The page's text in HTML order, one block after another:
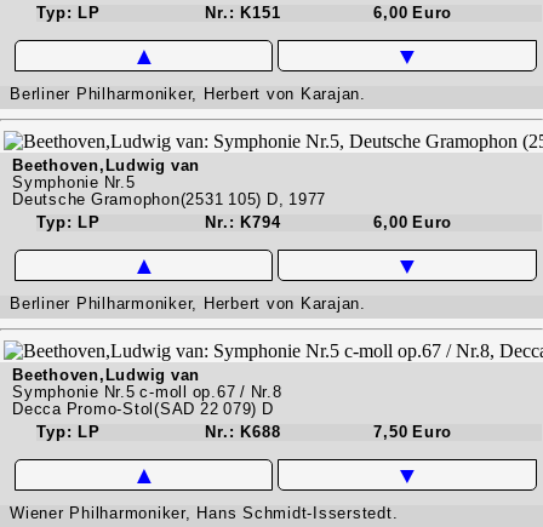
Typ: LP
Nr.: K151 6,00 Euro
▲ ▼
Berliner Philharmoniker, Herbert von Karajan.
Beethoven,Ludwig van
Symphonie Nr.5
Deutsche Gramophon(2531 105) D, 1977
Typ: LP
Nr.: K794 6,00 Euro
▲ ▼
Berliner Philharmoniker, Herbert von Karajan.
Beethoven,Ludwig van
Symphonie Nr.5 c-moll op.67 / Nr.8
Decca Promo-Stol(SAD 22 079) D
Typ: LP
Nr.: K688 7,50 Euro
▲ ▼
Wiener Philharmoniker, Hans Schmidt-Isserstedt.